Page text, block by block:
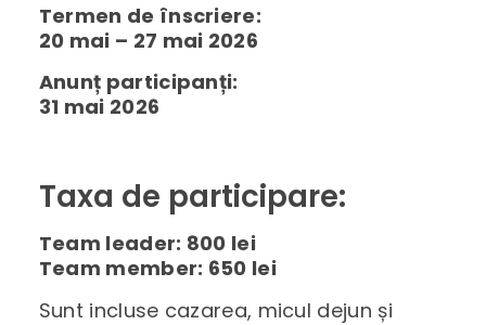
Termen de înscriere:
20 mai – 27 mai 2026
Anunț participanți:
31 mai 2026
Taxa de participare:
Team leader: 800 lei
Team member: 650 lei
Sunt incluse cazarea, micul dejun și